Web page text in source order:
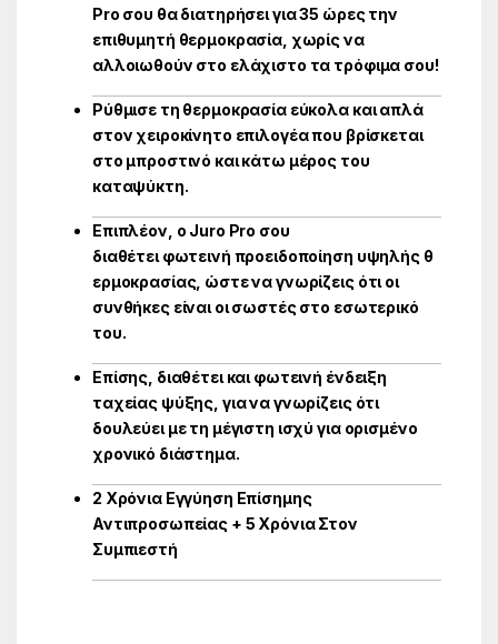
Pro σου θα διατηρήσει για 35 ώρες την
επιθυμητή θερμοκρασία, χωρίς να
αλλοιωθούν στο ελάχιστο τα τρόφιμα σου!
Ρύθμισε τη θερμοκρασία εύκολα και απλά
στον χειροκίνητο επιλογέα που βρίσκεται
στο μπροστινό και κάτω μέρος του
καταψύκτη.
Επιπλέον, ο Juro Pro σου
διαθέτει φωτεινή προειδοποίηση υψηλής θ
ερμοκρασίας, ώστε να γνωρίζεις ότι οι
συνθήκες είναι οι σωστές στο εσωτερικό
του.
Επίσης, διαθέτει και φωτεινή ένδειξη
ταχείας ψύξης, για να γνωρίζεις ότι
δουλεύει με τη μέγιστη ισχύ για ορισμένο
χρονικό διάστημα.
2 Χρόνια Εγγύηση Επίσημης
Αντιπροσωπείας + 5 Χρόνια Στον
Συμπιεστή